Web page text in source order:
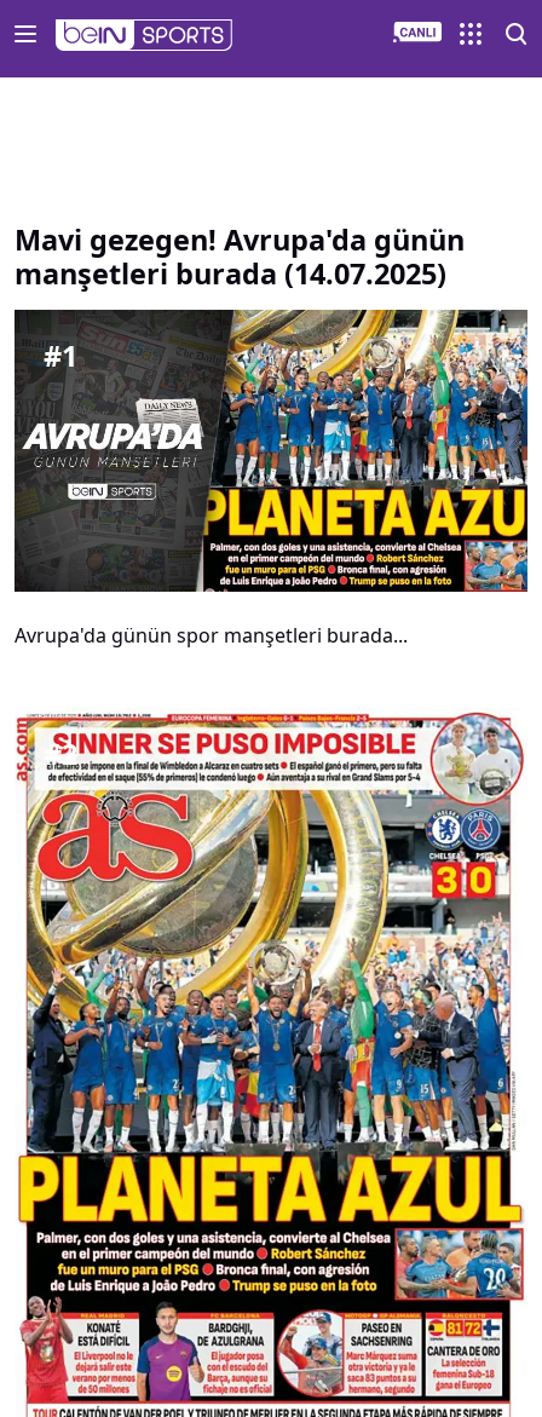
Mavi gezegen! Avrupa'da günün
manşetleri burada (14.07.2025)
#1
Avrupa'da günün spor manşetleri burada...
#2
Mavi gezegen Avrupa da günün manşetleri burada 14 07